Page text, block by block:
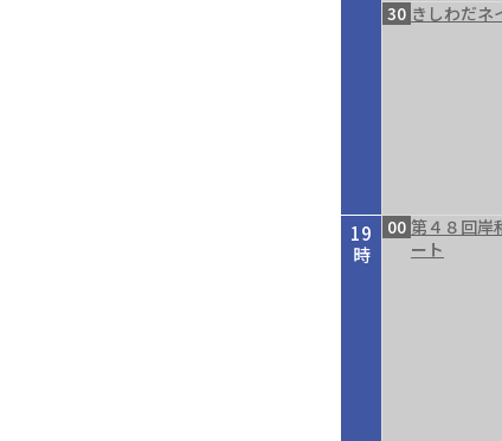
19
時
30 きしわだ
00 第４８回岸
ート